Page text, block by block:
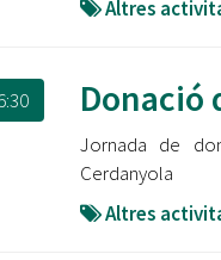
Altres
Donació
Jornada de
Cerdanyola
Altres